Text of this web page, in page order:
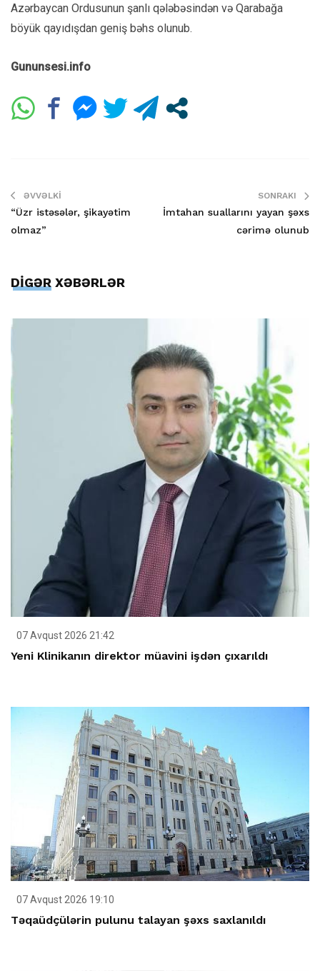
Azərbaycan Ordusunun şanlı qələbəsindən və Qarabağa
böyük qayıdışdan geniş bəhs olunub.
Gununsesi.info
ƏVVƏLKI
“Üzr istəsələr, şikayətim
olmaz”
SONRAKI
İmtahan suallarını yayan şəxs
cərimə olunub
DİGƏR XƏBƏRLƏR
07 Avqust 2026 21:42
Yeni Klinikanın direktor müavini işdən çıxarıldı
07 Avqust 2026 19:10
Təqaüdçülərin pulunu talayan şəxs saxlanıldı